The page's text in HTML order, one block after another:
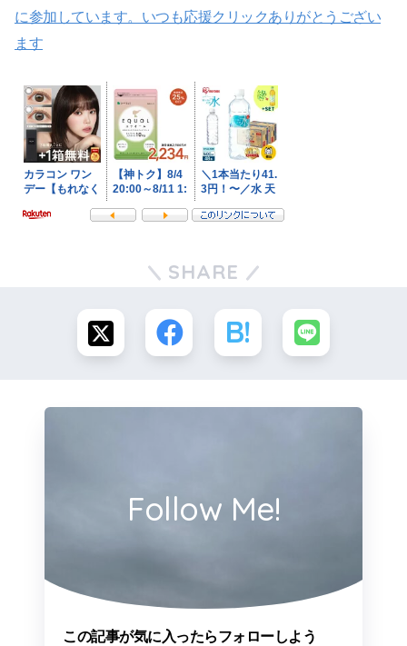
に参加しています。いつも応援クリックありがとうござい
ます
SHARE
Follow Me!
この記事が気に入ったらフォローしよう